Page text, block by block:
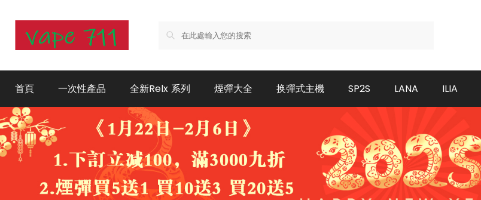
首頁 一次性產品 全新Relx 系列 煙彈大全 换彈式主機 SP2S LANA ILIA